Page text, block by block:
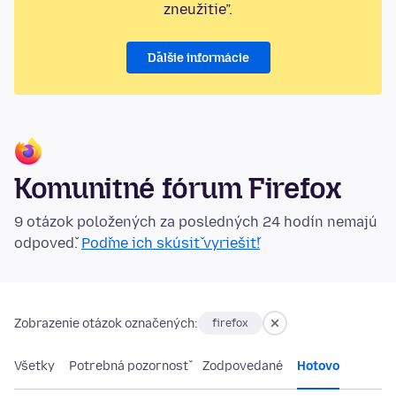
zneužitie”.
Ďalšie informácie
Komunitné fórum Firefox
9 otázok položených za posledných 24 hodín nemajú
odpoveď.Poďme ich skúsiť vyriešiť!
Zobrazenie otázok označených: firefox
Všetky Potrebná pozornosť Zodpovedané Hotovo